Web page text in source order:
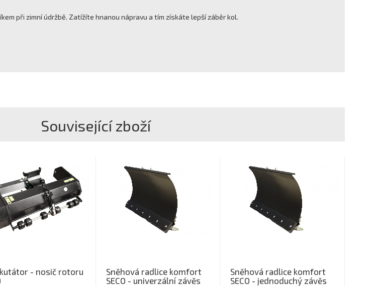
při zimní údržbě. Zatížíte hnanou nápravu a tím získáte lepší záběr kol.
Související zboží
- nosič rotoru
Sněhová radlice komfort
SECO - univerzální závěs
Sněhová radlice komfort
SECO - jednoduchý závěs